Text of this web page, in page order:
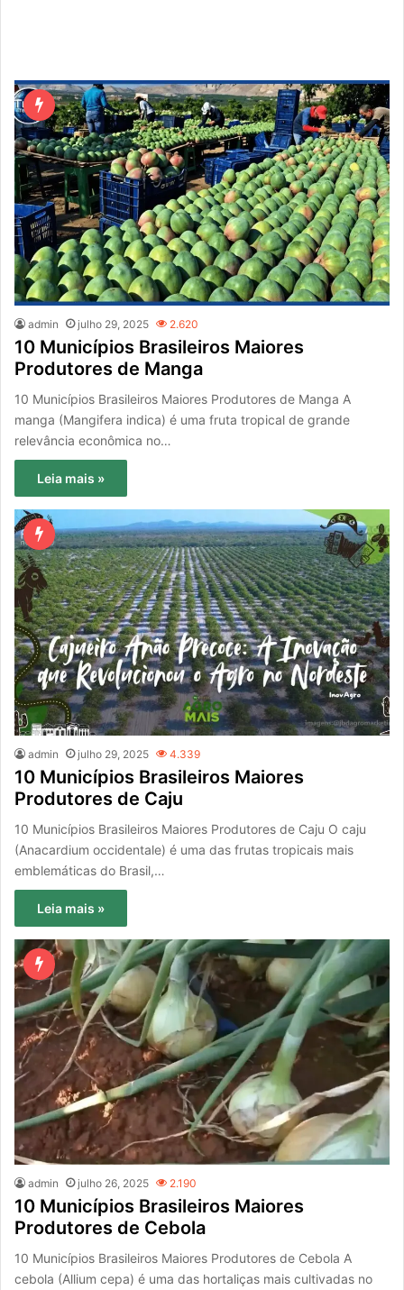
admin julho 29, 2025 2.620
10 Municípios Brasileiros Maiores
Produtores de Manga
10 Municípios Brasileiros Maiores Produtores de Manga A
manga (Mangifera indica) é uma fruta tropical de grande
relevância econômica no…
Leia mais »
admin julho 29, 2025 4.339
10 Municípios Brasileiros Maiores
Produtores de Caju
10 Municípios Brasileiros Maiores Produtores de Caju O caju
(Anacardium occidentale) é uma das frutas tropicais mais
emblemáticas do Brasil,…
Leia mais »
admin julho 26, 2025 2.190
10 Municípios Brasileiros Maiores
Produtores de Cebola
10 Municípios Brasileiros Maiores Produtores de Cebola A
cebola (Allium cepa) é uma das hortaliças mais cultivadas no